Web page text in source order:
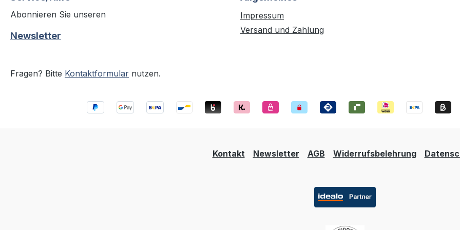
Abonnieren Sie unseren
Newsletter
Fragen? Bitte Kontaktformular nutzen.
Impressum
Versand und Zahlung
Kontakt Newsletter AGB Widerrufsbelehrung